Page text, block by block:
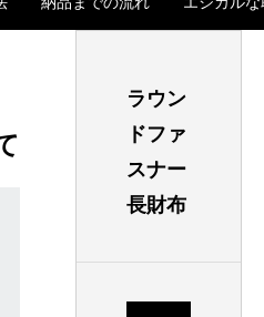
バングラ
革製品OEMに活か
イード文化とは
2025.04.04
スナー長財布
ラウン
ドファ
スナー
長財布